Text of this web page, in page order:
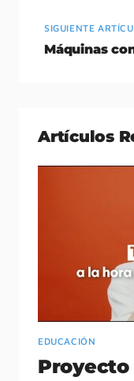
SIGUIENTE
Máquinas
Artículos
EDUCACIÓN
Proyecto